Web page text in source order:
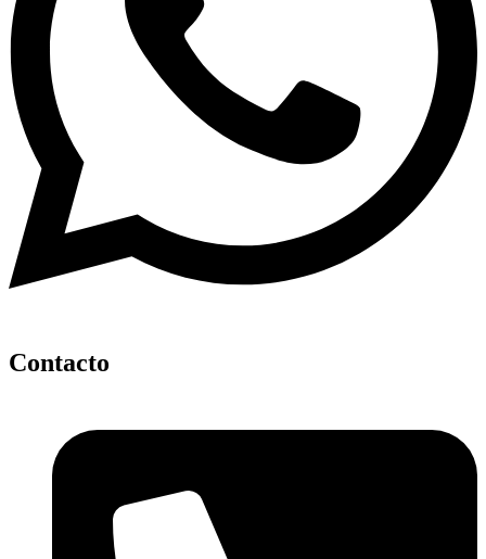
Contacto